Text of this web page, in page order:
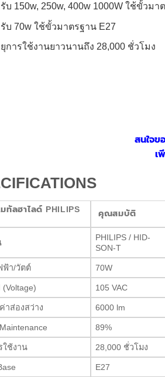
บ 150w, 250w, 400w 1000W ใช้ขั้วมา
บ 70w ใช้ขั้วมาตรฐาน E27
การใช้งานยาวนานถึง 28,000 ชั่วโมง
สนใจข
เ
ทัลฮาไลด์ PHILIPS คุณสมบัติ
PHILIPS / HID-
SON-T
ฟ้า/วัตต์ 70W
105 VAC
าส่องสว่าง 6000 lm
89%
ใช้งาน 28,000 ชั่วโมง
E27